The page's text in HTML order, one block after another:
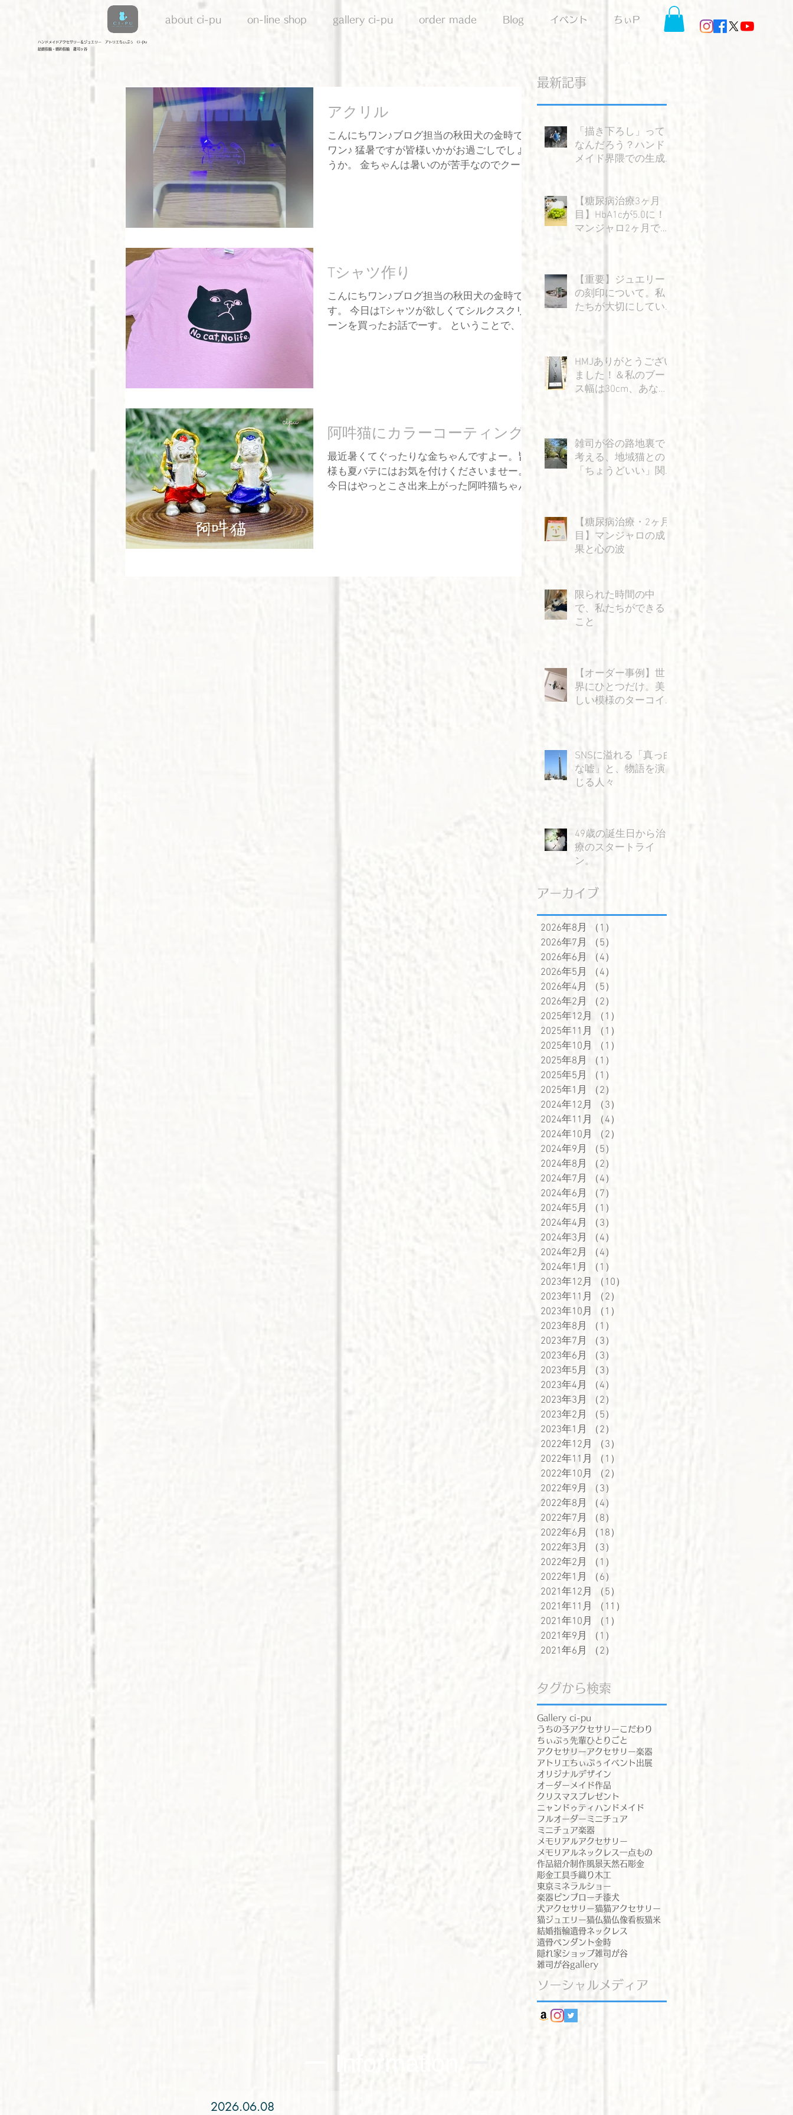
about ci-pu on-line shop gallery ci-pu order made Blog イベント ちぃP
​ハンドメイドアクセサリー＆ジュエリー アトリエちぃぷぅ ci-pu
結婚指輪・婚約指輪 雑司ヶ谷
アクリル
こんにちワン♪ブログ担当の秋田犬の金時です
ワン♪ 猛暑ですが皆様いかがお過ごしでしょ
うか。 金ちゃんは暑いのが苦手なのでクーラ
Tシャツ作り
こんにちワン♪ブログ担当の秋田犬の金時で
す。 今日はTシャツが欲しくてシルクスクリ
ーンを買ったお話でーす。 ということで、コ
阿吽猫にカラーコーティング
最近暑くてぐったりな金ちゃんですよー。皆
様も夏バテにはお気を付けくださいませー。
今日はやっとこさ出来上がった阿吽猫ちゃん
最新記事
「描き下ろし」って
なんだろう？ハンド
メイド界隈での生成AI
【糖尿病治療3ヶ月
目】HbA1cが5.0に！
マンジャロ2ヶ月で感
【重要】ジュエリー
の刻印について。私
たちが大切にしてい
HMJありがとうござい
ました！＆私のブー
ス幅は30cm、あなた
雑司が谷の路地裏で
考える、地域猫との
「ちょうどいい」関
【糖尿病治療・2ヶ月
目】マンジャロの成
果と心の波
限られた時間の中
で、私たちができる
こと
【オーダー事例】世
界にひとつだけ。美
しい模様のターコイ
SNSに溢れる「真っ白
な嘘」と、物語を演
じる人々
49歳の誕生日から治
療のスタートライ
ン。
アーカイブ
2026年8月 （1）
2026年7月
（5）
2026年6月
（4）
2026年5月
（4）
2026年4月
（5）
2026年2月
（2）
2025年12月
（1）
2025年11月
（1）
2025年10月
（1）
2025年8月
（1）
2025年5月
（1）
2025年1月
（2）
2024年12月
（3）
2024年11月
（4）
2024年10月
（2）
2024年9月
（5）
2024年8月
（2）
2024年7月
（4）
2024年6月
（7）
2024年5月
（1）
2024年4月
（3）
2024年3月
（4）
2024年2月
（4）
2024年1月
（1）
2023年12月
（10）
2023年11月
（2）
2023年10月
（1）
2023年8月
（1）
2023年7月
（3）
2023年6月
（3）
2023年5月
（3）
2023年4月
（4）
2023年3月
（2）
2023年2月
（5）
2023年1月
（2）
2022年12月
（3）
2022年11月
（1）
2022年10月
（2）
2022年9月
（3）
2022年8月
（4）
2022年7月
（8）
2022年6月
（18）
2022年3月
（3）
2022年2月
（1）
2022年1月
（6）
2021年12月
（5）
2021年11月
（11）
2021年10月
（1）
2021年9月
（1）
2021年6月
（2）
タグから検索
Gallery ci-pu
うちの子アクセサリー こだわり
ちぃぷぅ先輩ひとりごと
アクセサリーアクセサリー楽器
アトリエちぃぷぅ イベント出展
オリジナルデザイン
オーダーメイド作品
クリスマスプレゼント
ニャンドゥティ ハンドメイド
フルオーダー ミニチュア
ミニチュア楽器
メモリアルアクセサリー
メモリアルネックレス一点もの
作品紹介制作風景天然石彫金
彫金工具手織り 木工
東京ミネラルショー
楽器ピンブローチ漆犬
犬アクセサリー猫猫アクセサリー
猫ジュエリー猫仏猫仏像看板猫米
結婚指輪遺骨ネックレス
遺骨ペンダント金時
隠れ家ショップ雑司が谷
雑司が谷gallery
ソーシャルメディア
ー Information
2026.06.08